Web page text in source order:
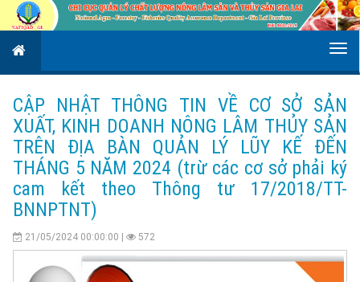
CẬP NHẬT THÔNG TIN VỀ CƠ SỞ SẢN
XUẤT, KINH DOANH NÔNG LÂM THỦY SẢN
TRÊN ĐỊA BÀN QUẢN LÝ LŨY KẾ ĐẾN
THÁNG 5 NĂM 2024 (trừ các cơ sở phải ký
cam kết theo Thông tư 17/2018/TT-
BNNPTNT)
21/05/2024 00:00:00 | 572